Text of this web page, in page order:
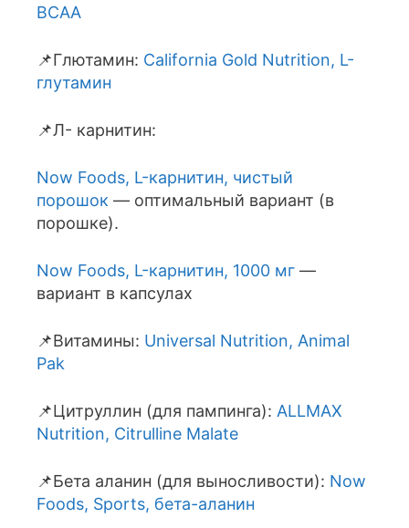
BCAA
📌Глютамин: California Gold Nutrition, L-
глутамин
📌Л- карнитин:
Now Foods, L-карнитин, чистый
порошок — оптимальный вариант (в
порошке).
Now Foods, L-карнитин, 1000 мг —
вариант в капсулах
📌Витамины: Universal Nutrition, Animal
Pak
📌Цитруллин (для пампинга): ALLMAX
Nutrition, Citrulline Malate
📌Бета аланин (для выносливости): Now
Foods, Sports, бета-аланин